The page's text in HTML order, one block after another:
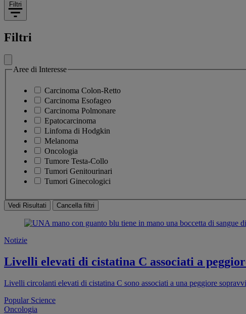
Filtri
Filtri
Aree di Interesse
Carcinoma Colon-Retto
Carcinoma Esofageo
Carcinoma Polmonare
Epatocarcinoma
Linfoma di Hodgkin
Melanoma
Oncologia
Tumore Testa-Collo
Tumori Genitourinari
Tumori Ginecologici
Vedi Risultati Cancella filtri
Notizie
Livelli elevati di cistatina C associati a
Livelli circolanti elevati di cistatina C sono associati a una peggiore
Popular Science
Oncologia